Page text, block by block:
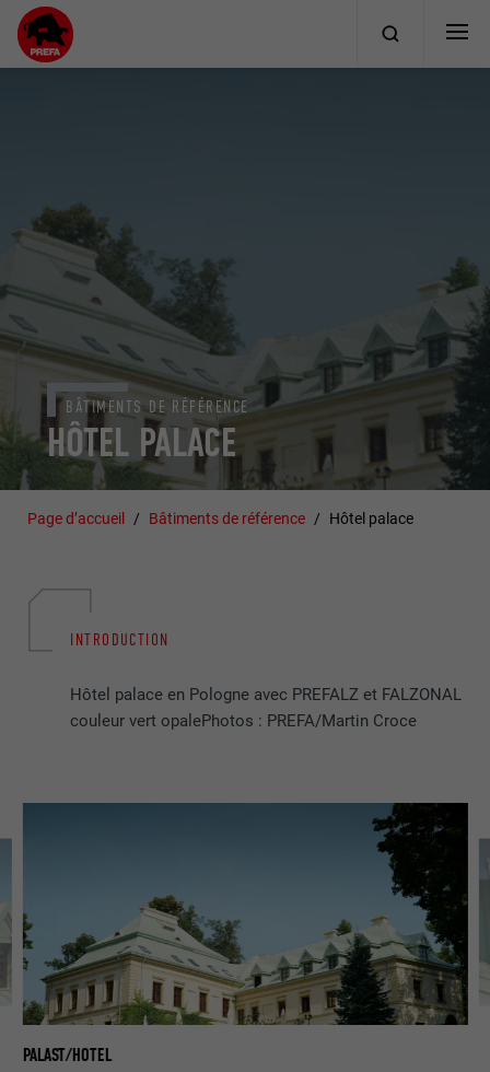
HÔTEL PALACE
BÂTIMENTS DE RÉFÉRENCE
Page d’accueil Bâtiments de référence Hôtel palace
INTRODUCTION
Hôtel palace en Pologne avec PREFALZ et FALZONAL
couleur vert opalePhotos : PREFA/Martin Croce
PALAST/HOTEL